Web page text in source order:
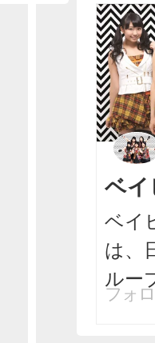
ベ
ベイ
は、
ルー
フォ